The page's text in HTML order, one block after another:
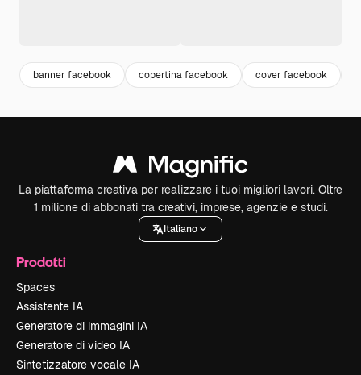
banner facebook copertina facebook cover facebook
La piattaforma creativa per realizzare i tuoi migliori lavori. Oltre
1 milione di abbonati tra creativi, imprese, agenzie e studi.
Italiano
Prodotti
Spaces
Assistente IA
Generatore di immagini IA
Generatore di video IA
Sintetizzatore vocale IA